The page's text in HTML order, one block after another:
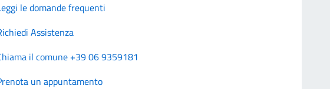
le domande frequenti
Assistenza
il comune +39 06 9359181
un appuntamento